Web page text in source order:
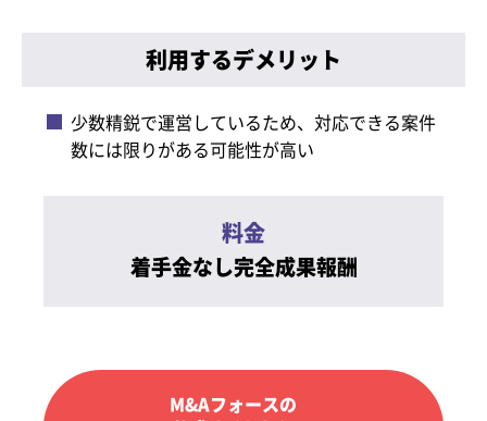
利用するデメリット
少数精鋭で運営しているため、対応できる案件
数には限りがある可能性が高い
料金
着手金なし完全成果報酬
M&Aフォースの